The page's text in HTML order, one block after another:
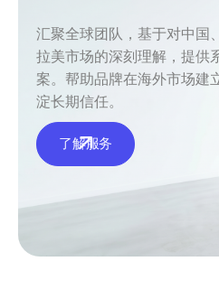
汇聚全球团队， 基于对中国
拉美市场的深刻理解 ，提供
案。帮助品牌在海外市场建
淀长期信任。
了解服务